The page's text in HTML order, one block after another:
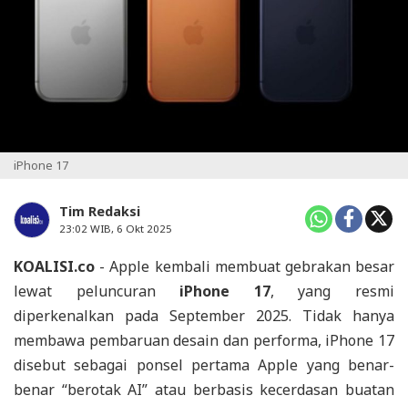
iPhone 17
Tim Redaksi
23:02 WIB, 6 Okt 2025
KOALISI.co - Apple kembali membuat gebrakan besar
lewat peluncuran iPhone 17, yang resmi
diperkenalkan pada September 2025. Tidak hanya
membawa pembaruan desain dan performa, iPhone 17
disebut sebagai ponsel pertama Apple yang benar-
benar “berotak AI” atau berbasis kecerdasan buatan